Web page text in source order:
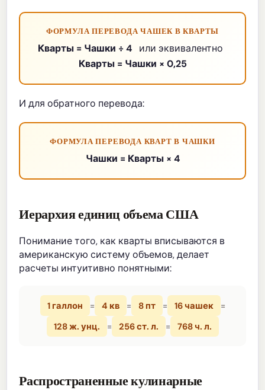
ФОРМУЛА ПЕРЕВОДА ЧАШЕК В КВАРТЫ
Кварты = Чашки ÷ 4или эквивалентно
Кварты = Чашки × 0,25
И для обратного перевода:
ФОРМУЛА ПЕРЕВОДА КВАРТ В ЧАШКИ
Чашки = Кварты × 4
Иерархия единиц объема США
Понимание того, как кварты вписываются в
американскую систему объемов, делает
расчеты интуитивно понятными:
1 галлон = 4 кв = 8 пт = 16 чашек
=
128 ж. унц.
= 256 ст. л. = 768 ч. л.
Распространенные кулинарные